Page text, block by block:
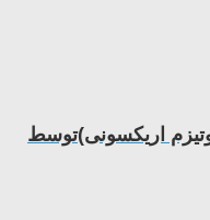
اریکسونی)توسط